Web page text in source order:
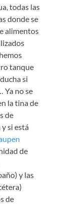
todas las
donde se
alimentos
tanque
si
Ya no se
la tina de
de
si está
de
y las
de